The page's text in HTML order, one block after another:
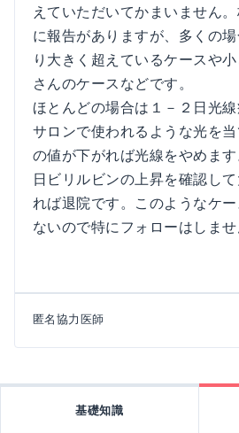
えていただいてかまいません
に報告がありますが、多くの
り大きく超えているケースや
さんのケースなどです。
ほとんどの場合は１－２日光
サロンで使われるような光を
の値が下がれば光線をやめま
日ビリルビンの上昇を確認し
れば退院です。このようなケ
ないので特にフォローはしませ
匿名協力医師
基礎知識